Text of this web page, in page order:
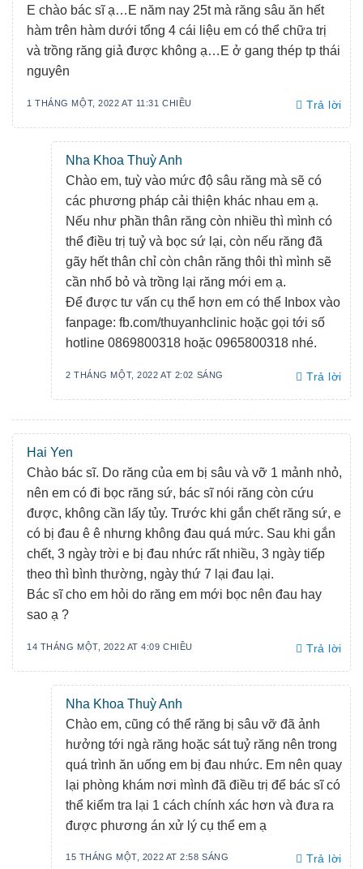
E chào bác sĩ ạ…E năm nay 25t mà răng sâu ăn hết
hàm trên hàm dưới tổng 4 cái liệu em có thể chữa trị
và trồng răng giả được không ạ…E ở gang thép tp thái
nguyên
1 THÁNG MỘT, 2022 AT 11:31 CHIỀU Trả lời
Nha Khoa Thuỳ Anh
Chào em, tuỳ vào mức độ sâu răng mà sẽ có
các phương pháp cải thiện khác nhau em ạ.
Nếu như phần thân răng còn nhiều thì mình có
thể điều trị tuỷ và bọc sứ lại, còn nếu răng đã
gãy hết thân chỉ còn chân răng thôi thì mình sẽ
cần nhổ bỏ và trồng lại răng mới em ạ.
Để được tư vấn cụ thể hơn em có thể Inbox vào
fanpage: fb.com/thuyanhclinic hoặc gọi tới số
hotline 0869800318 hoặc 0965800318 nhé.
2 THÁNG MỘT, 2022 AT 2:02 SÁNG Trả lời
Hai Yen
Chào bác sĩ. Do răng của em bị sâu và vỡ 1 mảnh nhỏ,
nên em có đi bọc răng sứ, bác sĩ nói răng còn cứu
được, không cần lấy tủy. Trước khi gắn chết răng sứ, e
có bị đau ê ê nhưng không đau quá mức. Sau khi gắn
chết, 3 ngày trời e bị đau nhức rất nhiều, 3 ngày tiếp
theo thì bình thường, ngày thứ 7 lại đau lại.
Bác sĩ cho em hỏi do răng em mới bọc nên đau hay
sao ạ ?
14 THÁNG MỘT, 2022 AT 4:09 CHIỀU Trả lời
Nha Khoa Thuỳ Anh
Chào em, cũng có thể răng bị sâu vỡ đã ảnh
hưởng tới ngà răng hoặc sát tuỷ răng nên trong
quá trình ăn uống em bị đau nhức. Em nên quay
lại phòng khám nơi mình đã điều trị để bác sĩ có
thể kiểm tra lại 1 cách chính xác hơn và đưa ra
được phương án xử lý cụ thể em ạ
15 THÁNG MỘT, 2022 AT 2:58 SÁNG Trả lời